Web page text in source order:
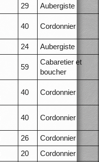
29
Aubergiste
40 Cordonnier
24 Aubergiste
59
Cabaretier et
boucher
40 Cordonnier
40 Cordonnier
26
Cordonnier
20 Cordonnier